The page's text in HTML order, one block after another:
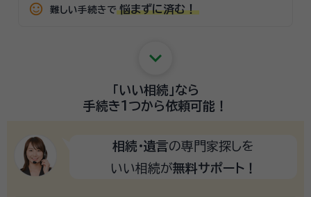
sentiment_satisfied_alt 難しい手続きで 悩まずに済む！
keyboard_arrow_down
「いい相続」なら
手続き1つから依頼可能！
相続・遺言の専門家探しを
いい相続が無料サポート！